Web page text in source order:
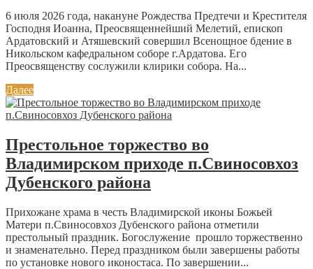
6 июля 2026 года, накануне Рождества Предтечи и Крестителя
Господня Иоанна, Преосвященнейший Мелетий, епископ
Ардатовский и Атяшевский совершил Всенощное бдение в
Никольском кафедральном соборе г.Ардатова. Его
Преосвященству сослужили клирики собора. На...
Далее
Престольное торжество во
Владимирском приходе п.Свиносовхоз
Дубенского района
Прихожане храма в честь Владимирской иконы Божьей
Матери п.Свиносовхоз Дубенского района отметили
престольный праздник. Богослужение прошло торжественно
и знаменательно. Перед праздником были завершены работы
по установке нового иконостаса. По завершении...